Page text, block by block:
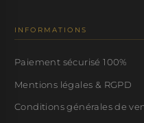
INFORMATIONS
Paiement sécurisé 100%
Mentions légales & RGPD
Conditions générales de